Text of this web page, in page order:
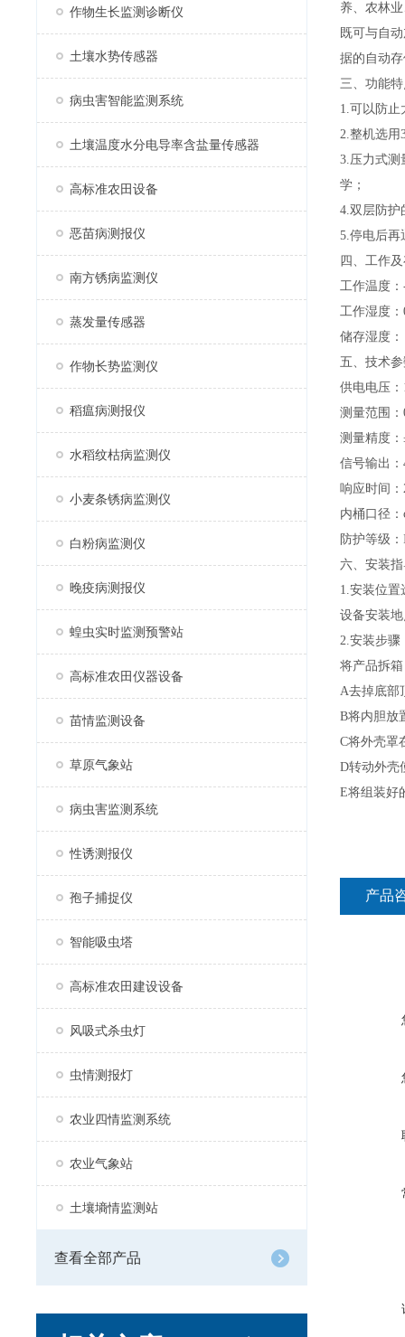
作物生长监测诊断仪
土壤水势传感器
病虫害智能监测系统
土壤温度水分电导率含盐量传感器
高标准农田设备
恶苗病测报仪
南方锈病监测仪
蒸发量传感器
作物长势监测仪
稻瘟病测报仪
水稻纹枯病监测仪
小麦条锈病监测仪
白粉病监测仪
晚疫病测报仪
蝗虫实时监测预警站
高标准农田仪器设备
苗情监测设备
草原气象站
病虫害监测系统
性诱测报仪
孢子捕捉仪
智能吸虫塔
高标准农田建设设备
风吸式杀虫灯
虫情测报灯
农业四情监测系统
农业气象站
土壤墒情监测站
查看全部产品
养、农林
既可与自
据的自动
三、功能
1.可以防
2.整机选用
3.压力式测
学；
4.双层防护
5.停电后再
四、工作
工作温度：
工作湿度：
储存湿度
五、技术
供电电压
测量范围：
测量精度：
信号输出：
响应时间：
内桶口径：
防护等级
六、安装
1.安装位置
设备安装
2.安装步骤
将产品拆
A去掉底部
B将内胆放
C将外壳罩
D转动外壳
E将组装好
产品